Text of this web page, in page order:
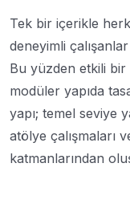
Tek bir içerikle
deneyimli
Bu yüzden etkili
modüler yapıda
yapı; temel seviye
atölye çalışmaları
katmanlarından